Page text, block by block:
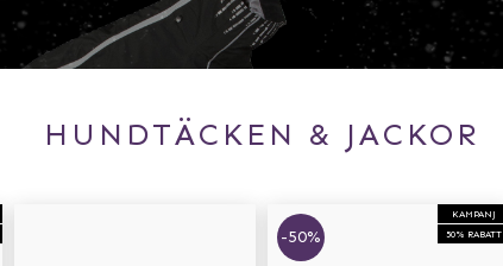
HUNDTÄCKEN & JACKOR
KAMPANJ
50% RABATT
-50%